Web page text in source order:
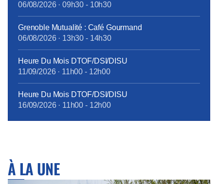
06/08/2026· 09h30 - 10h30
Grenoble Mutualité : Café Gourmand
06/08/2026· 13h30 - 14h30
Heure Du Mois DTOF/DSI/DISU
11/09/2026· 11h00 - 12h00
Heure Du Mois DTOF/DSI/DISU
16/09/2026· 11h00 - 12h00
À LA UNE